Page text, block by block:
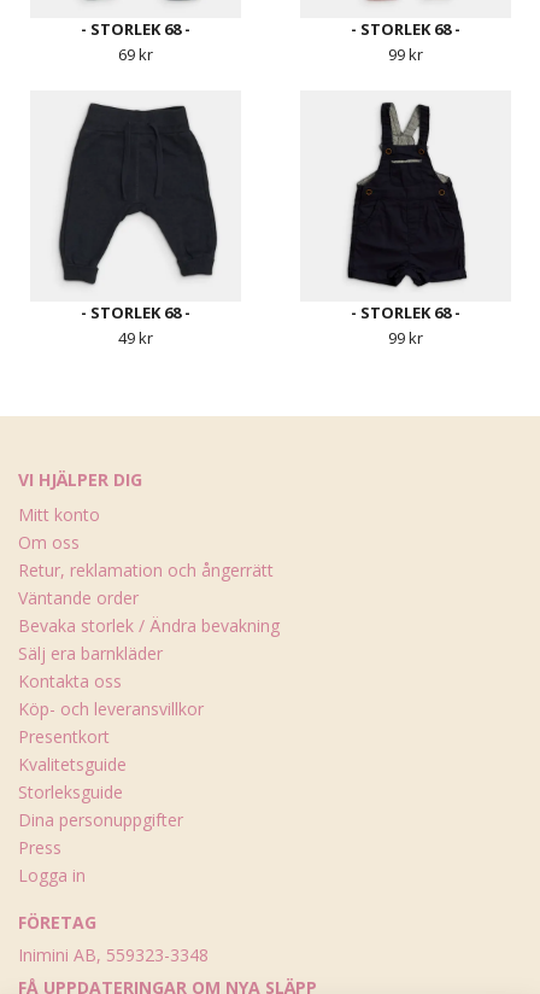
- STORLEK 68 -
69 kr
- STORLEK 68 -
99 kr
- STORLEK 68 -
49 kr
- STORLEK 68 -
99 kr
VI HJÄLPER DIG
Mitt konto
Om oss
Retur, reklamation och ångerrätt
Väntande order
Bevaka storlek / Ändra bevakning
Sälj era barnkläder
Kontakta oss
Köp- och leveransvillkor
Presentkort
Kvalitetsguide
Storleksguide
Dina personuppgifter
Press
Logga in
FÖRETAG
Inimini AB, 559323-3348
FÅ UPPDATERINGAR OM NYA SLÄPP